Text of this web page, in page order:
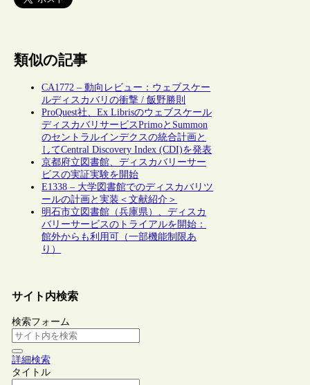
類似の記事
CA1772 – 動向レビュー：ウェブスケー
ルディスカバリの衝撃 / 飯野勝則
ProQuest社、Ex Librisのウェブスケール
ディスカバリサービスPrimoとSummon
のセントラルインデクスの統合計画と
してCentral Discovery Index (CDI)を発表
京都府立図書館、ディスカバリーサー
ビスの実証実験を開始
E1338 – 大学図書館でのディスカバリツ
ールの計画と実装＜文献紹介＞
明石市立図書館（兵庫県）、ディスカ
バリーサービスのトライアルを開始：
館外からも利用可（一部機能制限あ
り）
サイト内検索
検索フォーム
詳細検索
タイトル